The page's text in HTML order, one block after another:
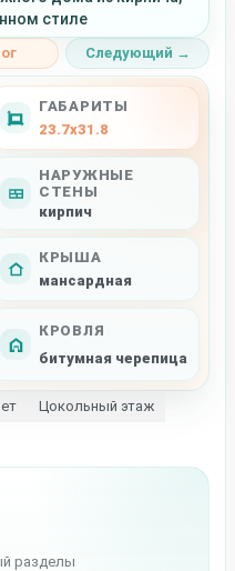
стиле
Следующий →
ГАБАРИТЫ
23.7x31.8
НАРУЖНЫЕ
СТЕНЫ
кирпич
КРЫША
мансардная
КРОВЛЯ
битумная черепица
Цокольный этаж
разделы